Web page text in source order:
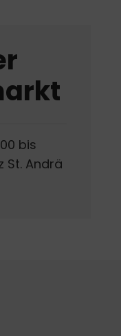
bis
St. Andrä